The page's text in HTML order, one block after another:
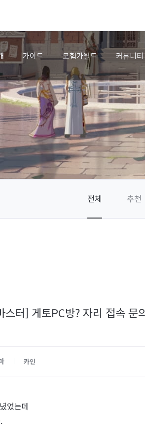
가이드 모험가월드 커뮤니티
전체 추천
스터] 게토PC방? 자리 접속 문
카인
었는데